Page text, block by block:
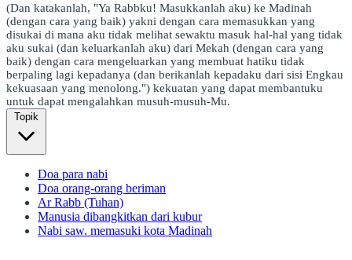
(Dan katakanlah, "Ya Rabbku! Masukkanlah aku) ke Madinah
(dengan cara yang baik) yakni dengan cara memasukkan yang
disukai di mana aku tidak melihat sewaktu masuk hal-hal yang tidak
aku sukai (dan keluarkanlah aku) dari Mekah (dengan cara yang
baik) dengan cara mengeluarkan yang membuat hatiku tidak
berpaling lagi kepadanya (dan berikanlah kepadaku dari sisi Engkau
kekuasaan yang menolong.") kekuatan yang dapat membantuku
untuk dapat mengalahkan musuh-musuh-Mu.
Topik
Doa para nabi
Doa orang-orang beriman
Ar Rabb (Tuhan)
Manusia dibangkitkan dari kubur
Nabi saw. memasuki kota Madinah